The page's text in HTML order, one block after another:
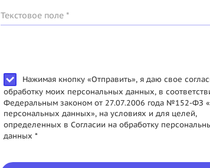
Текстовое поле *
Нажимая кнопку «Отправить», я даю свое
обработку моих персональных данных, в
Федеральным законом от 27.07.2006 года №152-ФЗ
персональных данных», на условиях и для целей,
определенных в Согласии на обработку
данных *